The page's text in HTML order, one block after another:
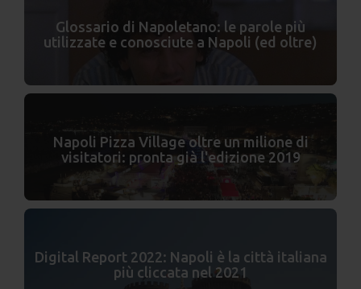
Glossario di Napoletano: le parole più
utilizzate e conosciute a Napoli (ed oltre)
Napoli Pizza Village oltre un milione di
visitatori: pronta già l'edizione 2019
Digital Report 2022: Napoli è la città italiana
più cliccata nel 2021